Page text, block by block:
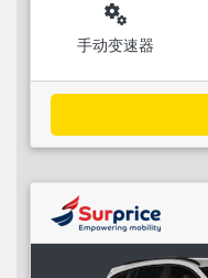
miscellaneous_services
手动变速器